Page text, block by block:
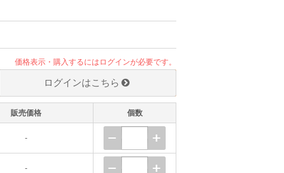
価格表示・購入するにはログインが必要です。
ログインはこちら
販売価格 個数
-
-